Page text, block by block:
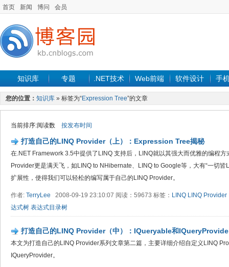
首页 新闻 博问 会员
知识库 专题 .NET技术 Web前端 软件设计 手
您的位置： 知识库 » 标签为“Expression Tree”的文章
当前排序:阅读数 按发布时间
打造自己的LINQ Provider（上）：Expression Tree揭秘
在.NET Framework 3.5中提供了LINQ 支持后，LINQ就以其强大而优雅的编程
Provider更是满天飞，如LINQ to NHibernate、LINQ to Google等，大有“一切皆
扩展性，使得我们可以轻松的编写属于自己的LINQ Provider。
作者: TerryLee 2008-09-19 23:10:07 阅读：59673 标签： LINQ LINQ Provider
达式树 表达式目录树
打造自己的LINQ Provider（中）：IQueryable和
本文为打造自己的LINQ Provider系列文章第二篇，主要详细介绍自定义LINQ
IQueryProvider。